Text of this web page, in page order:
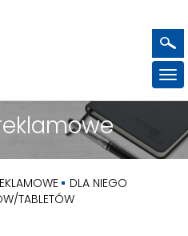
DLA NIEGO
TABLETÓW